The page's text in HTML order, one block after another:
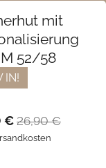
mit
52/58
IN!
€26,90 €